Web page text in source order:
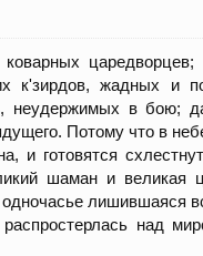
царедворцев;
к'зирдов, жадных и
неудержимых в бою;
Потому что в
и готовятся
шаман и великая
лишившаяся
над